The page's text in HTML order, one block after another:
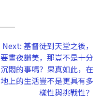
Next: 基督徒到天堂之後，
要晝夜讚美，那豈不是十分
沉悶的事嗎？果真如此，在
地上的生活豈不是更具有多
樣性與挑戰性？